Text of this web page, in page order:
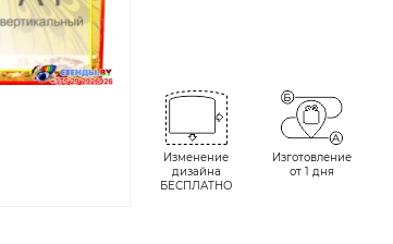
Изменение
дизайна
БЕСПЛАТНО
Изготовление
от 1 дня